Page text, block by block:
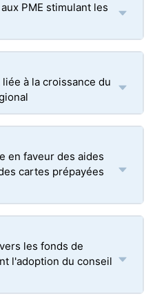
PME stimulant les
à la croissance du
en faveur des aides
cartes prépayées
les fonds de
l'adoption du conseil